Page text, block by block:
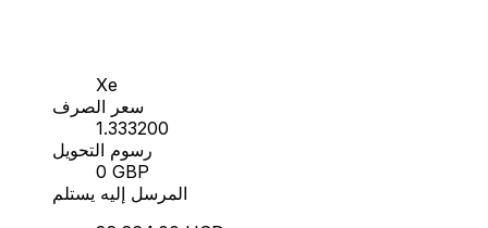
Xe
سعر الصرف
1.333200
رسوم التحويل
0 GBP
المرسل إليه يستلم